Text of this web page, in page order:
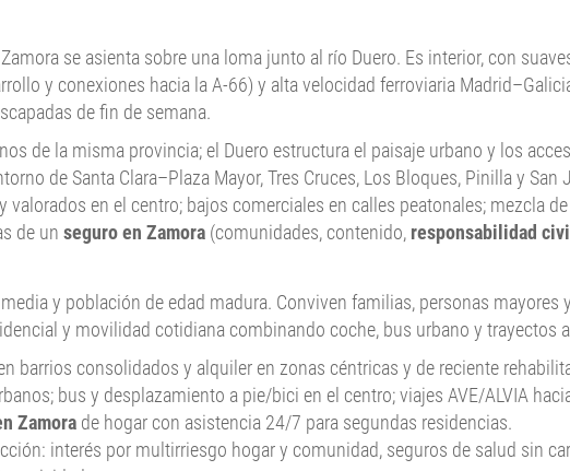
se asienta sobre una loma junto al río Duero. Es interior, con
y conexiones hacia la A-66) y alta velocidad ferroviaria
de fin de semana.
de la misma provincia; el Duero estructura el paisaje urbano y los
de Santa Clara–Plaza Mayor, Tres Cruces, Los Bloques, Pinilla y San
en el centro; bajos comerciales en calles peatonales; mezcla
de un seguro en Zamora (comunidades, contenido, responsabilidad civil
y población de edad madura. Conviven familias, personas mayores
y movilidad cotidiana combinando coche, bus urbano y trayectos
barrios consolidados y alquiler en zonas céntricas y de reciente
bus y desplazamiento a pie/bici en el centro; viajes AVE/ALVIA
Zamora de hogar con asistencia 24/7 para segundas residencias.
interés por multirriesgo hogar y comunidad, seguros de salud sin